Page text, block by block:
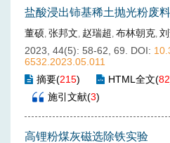
盐酸浸出铈基稀土抛光粉废
董硕, 张邦文, 赵瑞超 , 布林朝克,
2023, 44(5): 58-62, 69.
DOI:
6532.2023.05.011
摘要(215) HTML全文(82
施引文献(3)
高锂粉煤灰磁选除铁实验